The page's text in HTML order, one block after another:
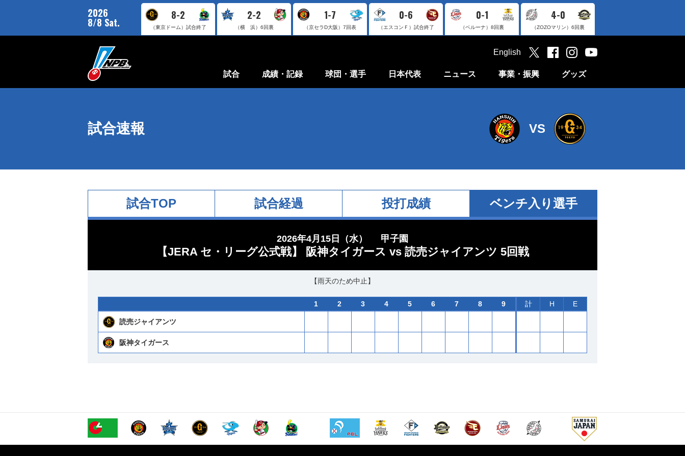
2026
8/8 Sat.
8-2
（東京ドーム） 試合終了
2-2
（横 浜） 6回裏
1-7
（京セラD大阪） 7回表
0-6
（エスコンＦ） 試合終了
0-1
（ベルーナ） 8回裏
4-0
（ZOZOマリン） 6回裏
試合 成績・記録 球団・選手 日本代表 ニュース 事業・振興 グッズ
English
試合速報 VS
試合TOP 試合経過 投打成績 ベンチ入り選手
2026年4月15日（水） 甲子園
【JERA セ・リーグ公式戦】 阪神タイガース vs 読売ジャイアンツ 5回戦
【雨天のため中止】
1 2 3 4 5 6 7 8 9 計 H E
読売ジャイアンツ
阪神タイガース